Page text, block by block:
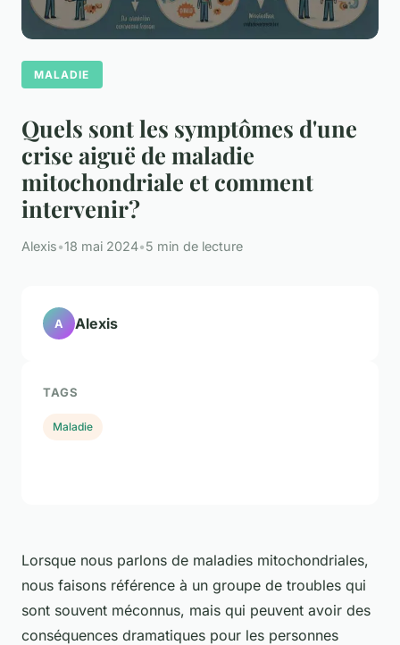
MALADIE
Quels sont les symptômes d'une
crise aiguë de maladie
mitochondriale et comment
intervenir?
Alexis•18 mai 2024•5 min de lecture
Lorsque nous parlons de maladies mitochondriales,
nous faisons référence à un groupe de troubles qui
sont souvent méconnus, mais qui peuvent avoir des
conséquences dramatiques pour les personnes
A Alexis
TAGS
Maladie